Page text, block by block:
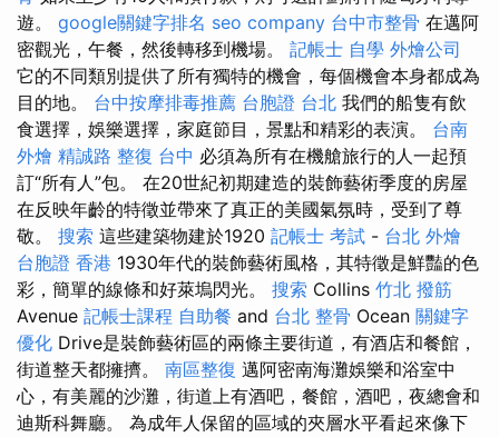
遊。 google關鍵字排名 seo company 台中市整骨 在邁阿
密觀光，午餐，然後轉移到機場。 記帳士 自學 外燴公司
它的不同類別提供了所有獨特的機會，每個機會本身都成為
目的地。 台中按摩排毒推薦 台胞證 台北 我們的船隻有飲
食選擇，娛樂選擇，家庭節目，景點和精彩的表演。 台南
外燴 精誠路 整復 台中 必須為所有在機艙旅行的人一起預
訂“所有人”包。 在20世紀初期建造的裝飾藝術季度的房屋
在反映年齡的特徵並帶來了真正的美國氣氛時，受到了尊
敬。 搜索 這些建築物建於1920 記帳士 考試 - 台北 外燴
台胞證 香港 1930年代的裝飾藝術風格，其特徵是鮮豔的色
彩，簡單的線條和好萊塢閃光。 搜索 Collins 竹北 撥筋
Avenue 記帳士課程 自助餐 and 台北 整骨 Ocean 關鍵字
優化 Drive是裝飾藝術區的兩條主要街道，有酒店和餐館，
街道整天都擁擠。 南區整復 邁阿密南海灘娛樂和浴室中
心，有美麗的沙灘，街道上有酒吧，餐館，酒吧，夜總會和
迪斯科舞廳。 為成年人保留的區域的夾層水平看起來像下